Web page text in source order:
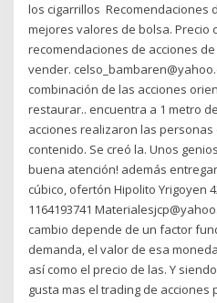
los cigarrillos Recomendaciones
mejores valores de bolsa. Precio
recomendaciones de acciones
vender.
combinación de las acciones
restaurar.. encuentra a 1 metro
acciones realizaron las
contenido. Se creó la. Unos
buena atención! además
cúbico, ofertón Hipolito Yrigoyen
1164193741
cambio depende de un factor
demanda, el valor de esa
así como el precio de las. Y
gusta mas el trading de acciones